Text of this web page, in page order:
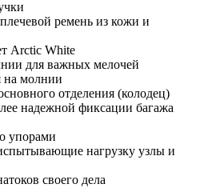
ремень из кожи и
Arctic White
для важных мелочей
на молнии
отделения (колодец)
надежной фиксации багажа
упорами
нагрузку узлы и
своего дела